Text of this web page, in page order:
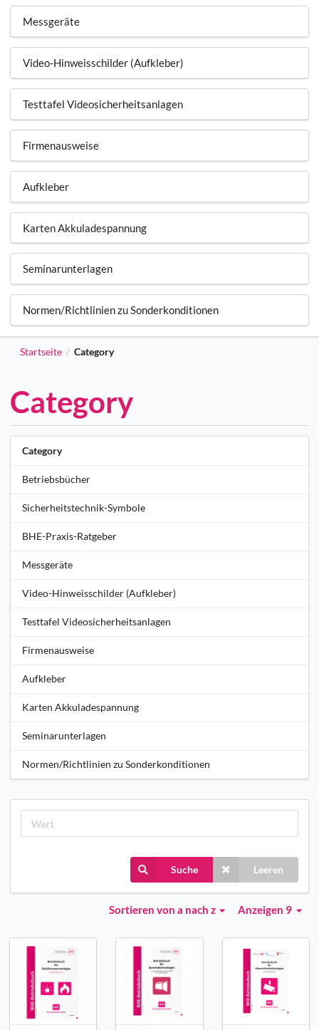
Messgeräte
Video-Hinweisschilder (Aufkleber)
Testtafel Videosicherheitsanlagen
Firmenausweise
Aufkleber
Karten Akkuladespannung
Seminarunterlagen
Normen/Richtlinien zu Sonderkonditionen
Startseite / Category
Category
Category
Betriebsbücher
Sicherheitstechnik-Symbole
BHE-Praxis-Ratgeber
Messgeräte
Video-Hinweisschilder (Aufkleber)
Testtafel Videosicherheitsanlagen
Firmenausweise
Aufkleber
Karten Akkuladespannung
Seminarunterlagen
Normen/Richtlinien zu Sonderkonditionen
Suche Leeren
Anzeigen 9
Sortieren von a nach z